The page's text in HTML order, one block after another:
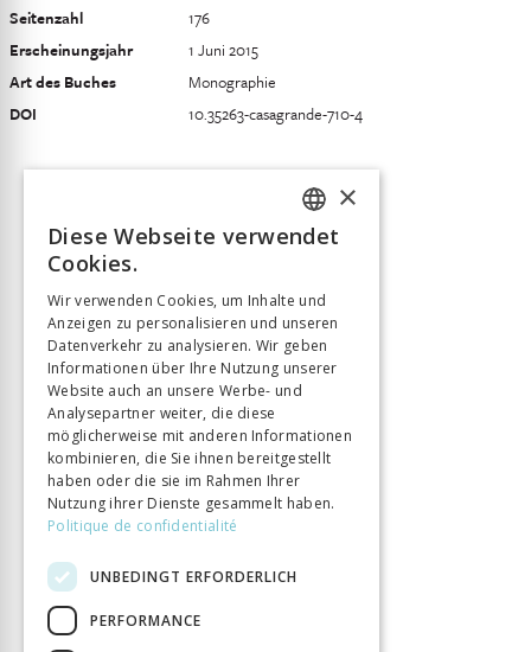
Seitenzahl
176
Erscheinungsjahr
1 Juni 2015
Art des Buches
Monographie
DOI
10.35263-casagrande-710-4
FRENCH
ITALIAN
×
Diese Webseite verwendet
Cookies.
Wir verwenden Cookies, um Inhalte und
Anzeigen zu personalisieren und unseren
Datenverkehr zu analysieren. Wir geben
Informationen über Ihre Nutzung unserer
Website auch an unsere Werbe- und
Analysepartner weiter, die diese
möglicherweise mit anderen Informationen
kombinieren, die Sie ihnen bereitgestellt
haben oder die sie im Rahmen Ihrer
Nutzung ihrer Dienste gesammelt haben.
Politique de confidentialité
UNBEDINGT ERFORDERLICH
PERFORMANCE